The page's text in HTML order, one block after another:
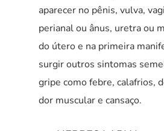
aparecer no pênis, vulva,
perianal ou ânus, uretra ou
do útero e na primeira
surgir outros sintomas
gripe como febre, calafrios,
dor muscular e cansaço.